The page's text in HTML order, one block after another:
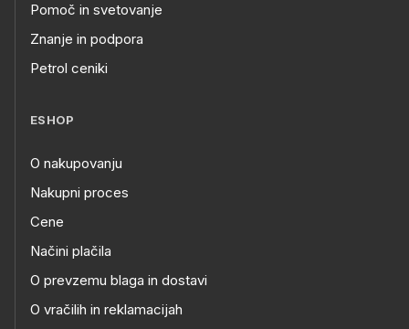
Pomoč in svetovanje
Znanje in podpora
Petrol ceniki
ESHOP
O nakupovanju
Nakupni proces
Cene
Načini plačila
O prevzemu blaga in dostavi
O vračilih in reklamacijah